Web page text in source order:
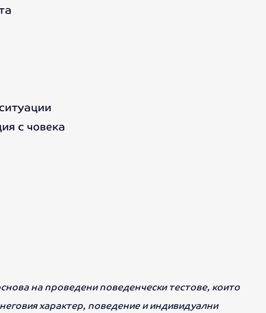
с човека
на проведени поведенчески тестове, които
характер, поведение и индивидуални